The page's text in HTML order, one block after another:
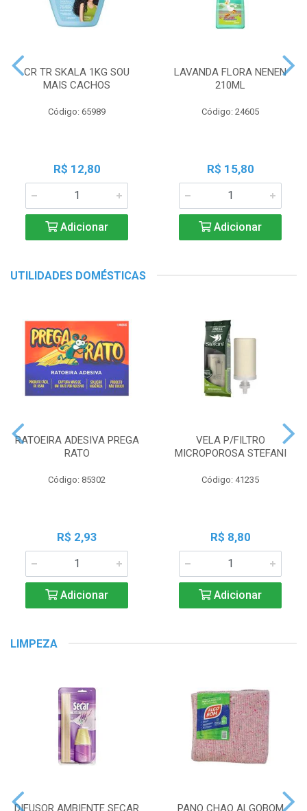
CR TR SKALA 1KG SOU
MAIS CACHOS
Código: 65989
R$ 12,80
Adicionar
LAVANDA FLORA NENEN
210ML
Código: 24605
R$ 15,80
Adicionar
UTILIDADES DOMÉSTICAS
RATOEIRA ADESIVA PREGA
RATO
Código: 85302
R$ 2,93
Adicionar
VELA P/FILTRO
MICROPOROSA STEFANI
Código: 41235
R$ 8,80
Adicionar
LIMPEZA
DIFUSOR AMBIENTE SECAR PANO CHAO ALGOBOM